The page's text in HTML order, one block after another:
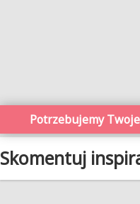
Potrzebujemy
Skomentuj